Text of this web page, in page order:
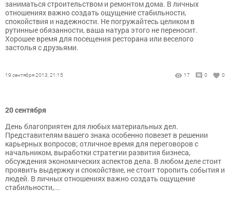
заниматься строительством и ремонтом дома. В личных
отношениях важно создать ощущение стабильности,
спокойствия и надежности. Не погружайтесь целиком в
рутинные обязанности, ваша натура этого не переносит.
Хорошее время для посещения ресторана или веселого
застолья с друзьями.
19 сентября 2013, 21:15 17 0 0
20 сентября
День благоприятен для любых материальных дел.
Представителям вашего знака особенно повезет в решении
карьерных вопросов; отличное время для переговоров с
начальником, выработки стратегии развития бизнеса,
обсуждения экономических аспектов дела. В любом деле стоит
проявить выдержку и спокойствие, не стоит торопить события и
людей. В личных отношениях важно создать ощущение
стабильности,...